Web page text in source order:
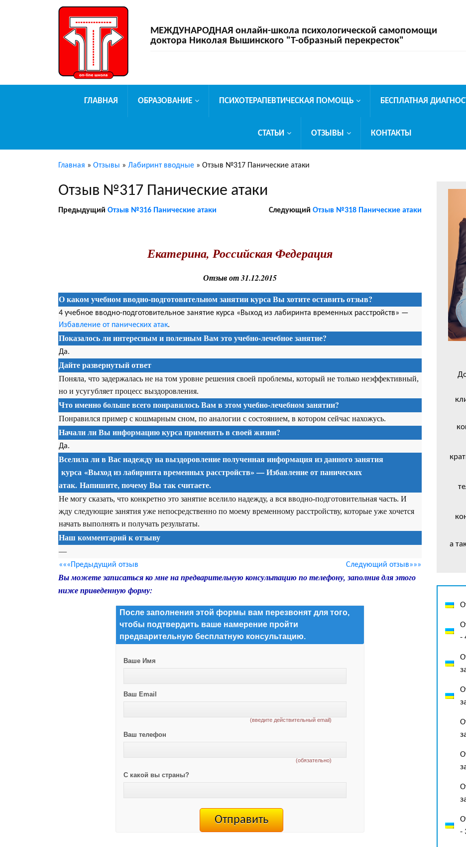
МЕЖДУНАРОДНАЯ онлайн-школа психологической самопомощи
доктора Николая Вышинского "Т-образный перекресток"
ГЛАВНАЯ ОБРАЗОВАНИЕ ПСИХОТЕРАПЕВТИЧЕСКАЯ ПОМОЩЬ БЕСПЛАТНАЯ
СТАТЬИ ОТЗЫВЫ КОНТАКТЫ
Главная » Отзывы » Лабиринт вводные » Отзыв №317 Панические атаки
Отзыв №317 Панические атаки
Предыдущий Отзыв №316 Панические атаки Следующий Отзыв №318 Панические атаки
Екатерина, Российская Федерация
Отзыв от 31.12.2015
О каком учебном вводно-подготовительном занятии курса Вы хотите оставить отзыв?
4 учебное вводно-подготовительное занятие курса «Выход из лабиринта временных расстройств» —
Избавление от панических атак.
Показалось ли интересным и полезным Вам это учебно-лечебное занятие?
Да.
Дайте развернутый ответ
Поняла, что задержалась не на том уровне решения своей проблемы, который не только неэффективный,
но и усугубляет процесс выздоровления.
Что именно больше всего понравилось Вам в этом учебно-лечебном занятии?
Понравился пример с кошмарным сном, по аналогии с состоянием, в котором сейчас нахожусь.
Начали ли Вы информацию курса применять в своей жизни?
Да.
Вселила ли в Вас надежду на выздоровление полученная информация из данного занятия
курса «Выход из лабиринта временных расстройств» — Избавление от панических
атак. Напишите, почему Вы так считаете.
Не могу сказать, что конкретно это занятие вселило надежду, а вся вводно-подготовительная часть. И
жду следующие занятия уже непосредственно по моему временному расстройству, которые уже хочется
начать выполнять и получать результаты.
Наш комментарий к отзыву
—
«««Предыдущий отзыв Следующий отзыв»»»
Вы можете записаться ко мне на предварительную консультацию по телефону, заполнив для этого
ниже приведенную форму:
После заполнения этой формы вам перезвонят для того,
чтобы подтвердить ваше намерение пройти
предварительную бесплатную консультацию.
Ваше Имя
Ваш Email
(введите действительный email)
Ваш телефон
(обязательно)
С какой вы страны?
а
-
-